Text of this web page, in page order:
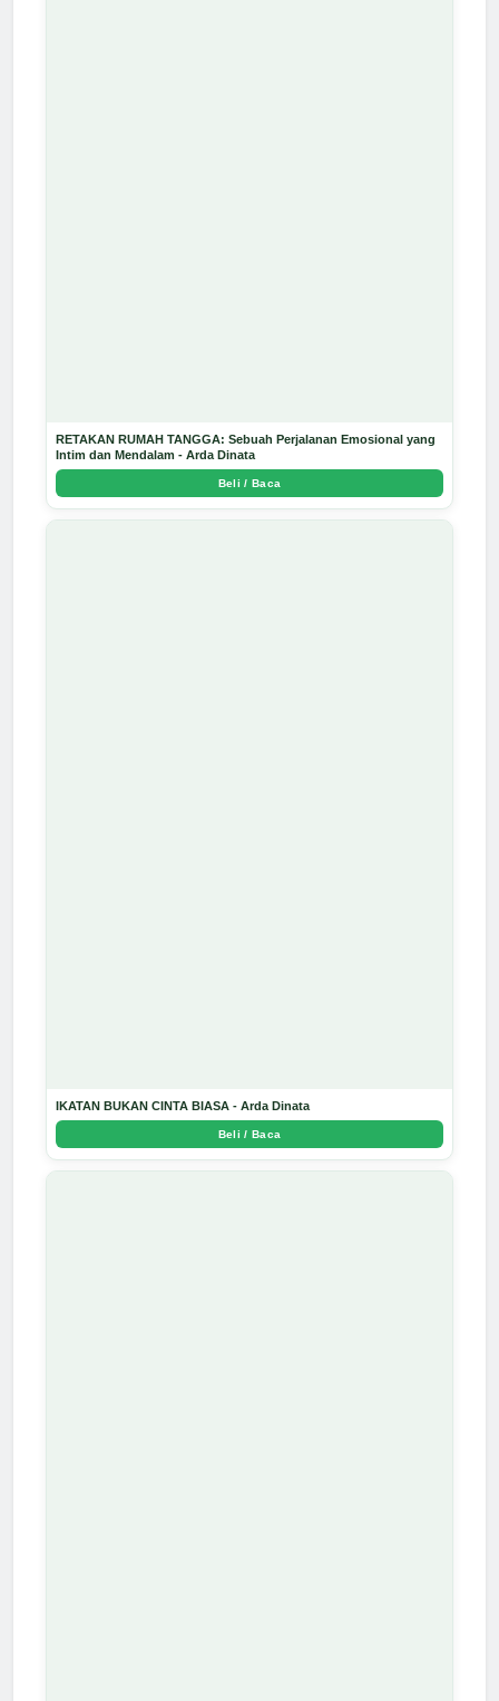
RETAKAN RUMAH TANGGA: Sebuah Perjalanan Emosional yang
Intim dan Mendalam - Arda Dinata
Beli / Baca
IKATAN BUKAN CINTA BIASA - Arda Dinata
Beli / Baca